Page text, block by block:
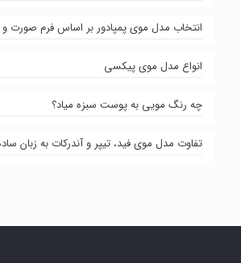
انتخاب مدل موی پمپادور بر اساس فرم صورت
انواع مدل موی پیکسی
چه رنگ مویی به پوست سبزه میاد؟
تفاوت مدل موی فید، تیپر و آندرکات به زبان